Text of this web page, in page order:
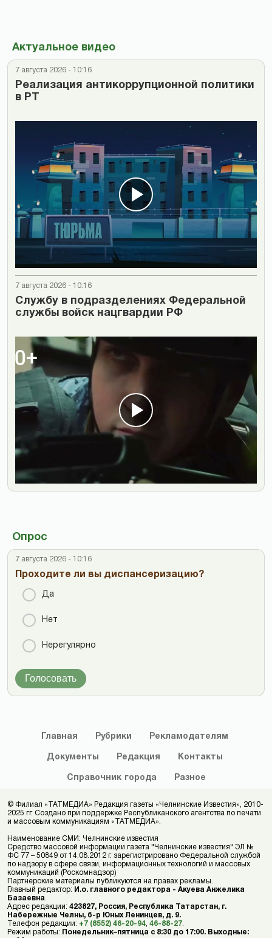
Актуальное видео
7 августа 2026 - 10:16
Реализация антикоррупционной политики
в РТ
7 августа 2026 - 10:16
Cлужбу в подразделениях Федеральной
службы войск нацгвардии РФ
Опрос
7 августа 2026 - 10:16
Проходите ли вы диспансеризацию?
Да
Нет
Нерегулярно
Голосовать
Главная Рубрики Рекламодателям
Документы Редакция Контакты
Справочник города Разное
© Филиал «ТАТМЕДИА» Редакция газеты «Челнинские Известия», 2010-
2025 гг. Создано при поддержке Республиканского агентства по печати
и массовым коммуникациям «ТАТМЕДИА».
Наименование СМИ: Челнинские известия
Средство массовой информации газета "Челнинские известия" ЭЛ №
ФС 77 – 50849 от 14.08.2012 г. зарегистрировано Федеральной службой
по надзору в сфере связи, информационных технологий и массовых
коммуникаций (Роскомнадзор)
Партнерские материалы публикуются на правах рекламы.
Главный редактор: И.о. главного редактора - Акуева Анжелика
Базаевна
Адрес редакции: 423827, Россия, Республика Татарстан, г.
Набережные Челны, б-р Юных Ленинцев, д. 9.
Телефон редакции: +7 (8552) 46-20-94 46-88-27
Режим работы: Понедельник–пятница с 8:30 до 17:00. Выходные: